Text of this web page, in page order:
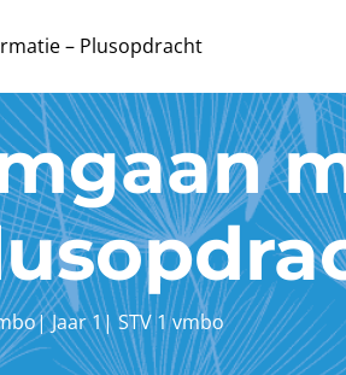
– Plusopdracht
|Jaar 1|STV 1 vmbo